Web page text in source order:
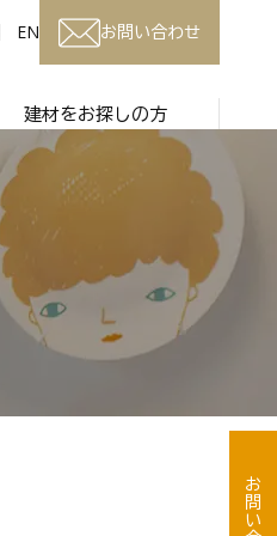
EN お問い合わせ
建材をお探しの方